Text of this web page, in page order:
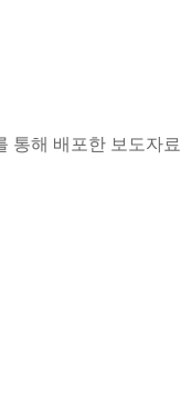
통해 배포한 보도자